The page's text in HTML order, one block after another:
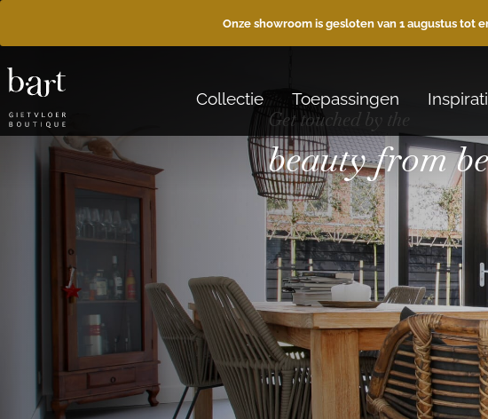
Onze showroom is gesloten van 1 augustus tot
Collectie Toepassingen
Get touched by the
beauty from